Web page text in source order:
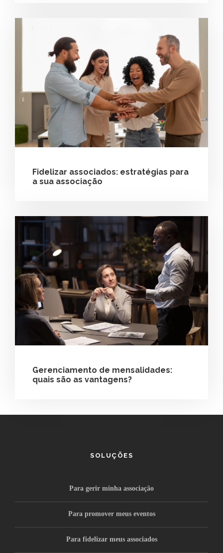
Fidelizar associados: estratégias para
a sua associação
Gerenciamento de mensalidades:
quais são as vantagens?
SOLUÇÕES
Para gerir minha associação
Para promover meus eventos
Para fidelizar meus associados